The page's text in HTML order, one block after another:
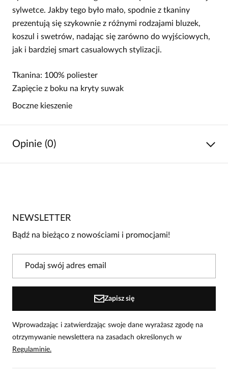
sylwetce. Jakby tego było mało, spodnie z tkaniny
prezentują się szykownie z różnymi rodzajami bluzek,
koszul i swetrów, nadając się zarówno do wyjściowych,
jak i bardziej smart casualowych stylizacji.
Tkanina: 100% poliester
Zapięcie z boku na kryty suwak
Boczne kieszenie
Opinie (0)
Bądź pierwszą osobą, która podzieli się opinią o tym
W naszej witrynie opinie mogą dodawać tylko
NEWSLETTER
Bądź na bieżąco z nowościami i promocjami!
Zapisz się
Wprowadzając i zatwierdzając swoje dane wyrażasz zgodę na
otrzymywanie newslettera na zasadach określonych w
Regulaminie.